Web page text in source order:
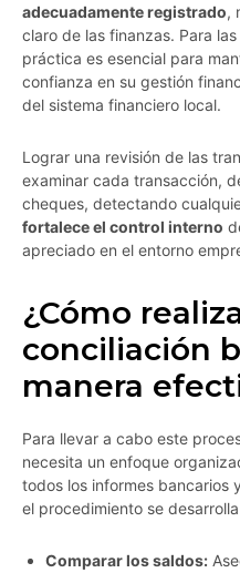
adecuadamente registrado,
claro de las finanzas. Para
práctica es esencial para
confianza en su gestión
del sistema financiero local.
Lograr una revisión de las
examinar cada transacción,
cheques, detectando
fortalece el control interno
apreciado en el entorno
¿Cómo
conciliación
manera
Para llevar a cabo este
necesita un enfoque
todos los informes bancarios
el procedimiento se
Comparar los saldos: